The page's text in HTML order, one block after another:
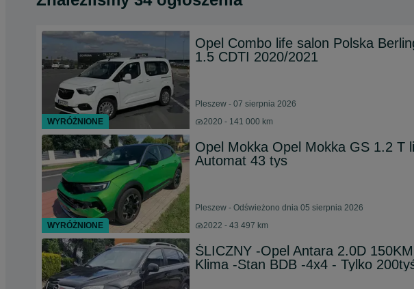
Opel Combo life salon Polska
1.5 CDTI 2020/2021
Pleszew - 07 sierpnia 2026
2020 - 141 000 km
Opel Mokka Opel Mokka GS 1.2 T
Automat 43 tys
Pleszew - Odświeżono dnia 05 sierpnia 2026
2022 - 43 497 km
ŚLICZNY -Opel Antara 2.0D
Klima -Stan BDB -4x4 - Tylko
WYRÓŻNIONE
WYRÓŻNIONE